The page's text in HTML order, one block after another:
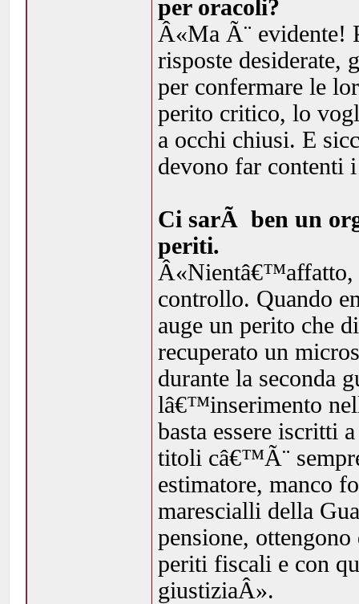
per oracoli?
Â«Ma Ã¨
risposte desiderate,
per confermare le
perito critico, lo
a occhi chiusi. E
devono far contenti
Ci sarÃ ben un
periti.
Â«Nientâ€™affatto,
controllo. Quando
auge un perito che
recuperato un
durante la seconda
lâ€™inserimento
basta essere iscritti
titoli câ€™Ã¨
estimatore, manco
marescialli della
pensione,
periti fiscali e con
giustiziaÂ».